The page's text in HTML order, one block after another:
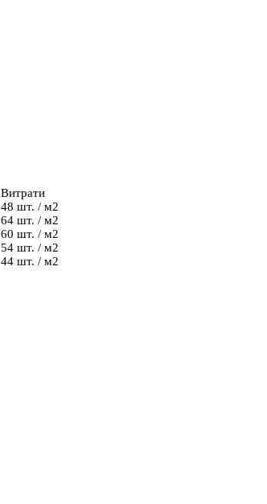
Витрати
48 шт. / м2
64 шт. / м2
60 шт. / м2
54 шт. / м2
44 шт. / м2